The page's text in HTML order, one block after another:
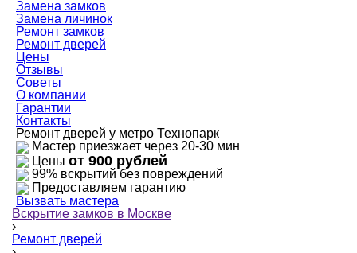
Замена замков
Замена личинок
Ремонт замков
Ремонт дверей
Цены
Отзывы
Советы
О компании
Гарантии
Контакты
Ремонт дверей у метро Технопарк
Мастер приезжает через 20-30 мин
Цены от 900 рублей
99% вскрытий без повреждений
Предоставляем гарантию
Вызвать мастера
Вскрытие замков в Москве
›
Ремонт дверей